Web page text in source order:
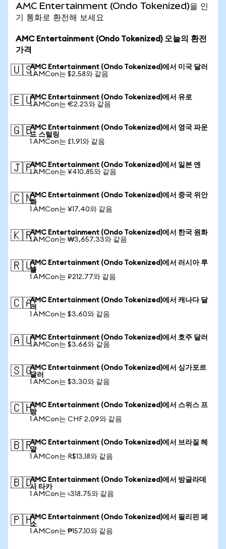
AMC Entertainment (Ondo Tokenized)을 인
기 통화로 환전해 보세요
AMC Entertainment (Ondo Tokenized) 오늘의 환전
가격
🇺🇸AMC Entertainment (Ondo Tokenized)에서 미국 달러
1 AMCon는 $2.58와 같음
🇪🇺AMC Entertainment (Ondo Tokenized)에서 유로
1 AMCon는 €2.23와 같음
🇬🇧AMC Entertainment (Ondo Tokenized)에서 영국 파운
드 스털링
1 AMCon는 £1.91와 같음
🇯🇵AMC Entertainment (Ondo Tokenized)에서 일본 엔
1 AMCon는 ¥410.85와 같음
🇨🇳AMC Entertainment (Ondo Tokenized)에서 중국 위안
화
1 AMCon는 ¥17.40와 같음
🇰🇷AMC Entertainment (Ondo Tokenized)에서 한국 원화
1 AMCon는 ₩3,657.33와 같음
🇷🇺AMC Entertainment (Ondo Tokenized)에서 러시아 루
블
1 AMCon는 ₽212.77와 같음
🇨🇦AMC Entertainment (Ondo Tokenized)에서 캐나다 달
러
1 AMCon는 $3.60와 같음
🇦🇺AMC Entertainment (Ondo Tokenized)에서 호주 달러
1 AMCon는 $3.66와 같음
🇸🇬AMC Entertainment (Ondo Tokenized)에서 싱가포르
달러
1 AMCon는 $3.30와 같음
🇨🇭AMC Entertainment (Ondo Tokenized)에서 스위스 프
랑
1 AMCon는 CHF 2.09와 같음
🇧🇷AMC Entertainment (Ondo Tokenized)에서 브라질 헤
알
1 AMCon는 R$13.18와 같음
🇧🇩AMC Entertainment (Ondo Tokenized)에서 방글라데
시 타카
1 AMCon는 ৳318.75와 같음
🇵🇭AMC Entertainment (Ondo Tokenized)에서 필리핀 페
소
1 AMCon는 ₱157.10와 같음